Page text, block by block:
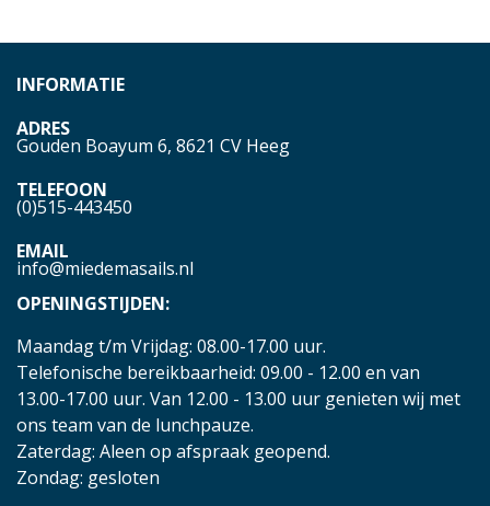
INFORMATIE
ADRES
Gouden Boayum 6, 8621 CV Heeg
TELEFOON
(0)515-443450
EMAIL
info@miedemasails.nl
OPENINGSTIJDEN:
Maandag t/m Vrijdag: 08.00-17.00 uur.
Telefonische bereikbaarheid: 09.00 - 12.00 en van
13.00-17.00 uur. Van 12.00 - 13.00 uur genieten wij met
ons team van de lunchpauze.
Zaterdag: Aleen op afspraak geopend.
Zondag: gesloten